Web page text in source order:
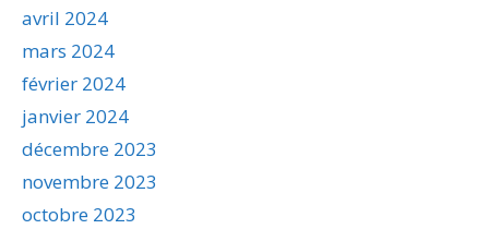
avril 2024
mars 2024
février 2024
janvier 2024
décembre 2023
novembre 2023
octobre 2023